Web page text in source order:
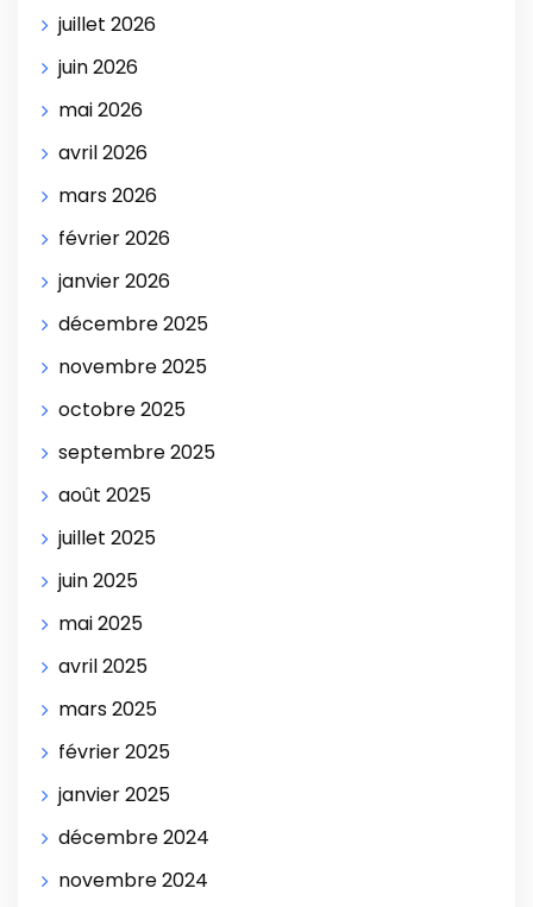
juillet 2026
juin 2026
mai 2026
avril 2026
mars 2026
février 2026
janvier 2026
décembre 2025
novembre 2025
octobre 2025
septembre 2025
août 2025
juillet 2025
juin 2025
mai 2025
avril 2025
mars 2025
février 2025
janvier 2025
décembre 2024
novembre 2024